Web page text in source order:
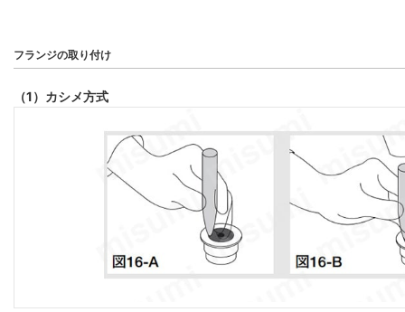
フランジの取り付け
（1）カシメ方式